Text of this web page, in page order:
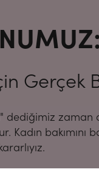
Gerçek
dediğimiz zaman
Kadın